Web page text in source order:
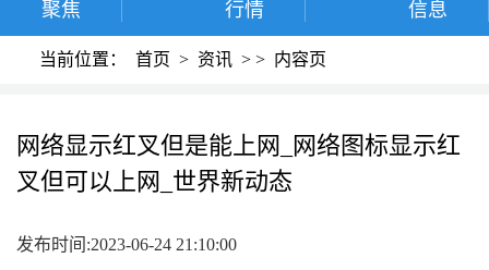
聚焦 行情 信息
当前位置： 首页 > 资讯 > > 内容页
网络显示红叉但是能上网_网络图标显示红
叉但可以上网_世界新动态
发布时间:2023-06-24 21:10:00